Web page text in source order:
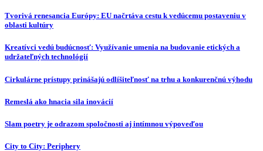
Tvorivá renesancia Európy: EU načrtáva cestu k vedúcemu postaveniu v
oblasti kultúry
Kreatívci vedú budúcnosť: Využívanie umenia na budovanie etických a
udržateľných technológií
Cirkulárne prístupy prinášajú odlíšiteľnosť na trhu a konkurenčnú výhodu
Remeslá ako hnacia sila inovácií
Slam poetry je odrazom spoločnosti aj intímnou výpoveďou
City to City: Periphery